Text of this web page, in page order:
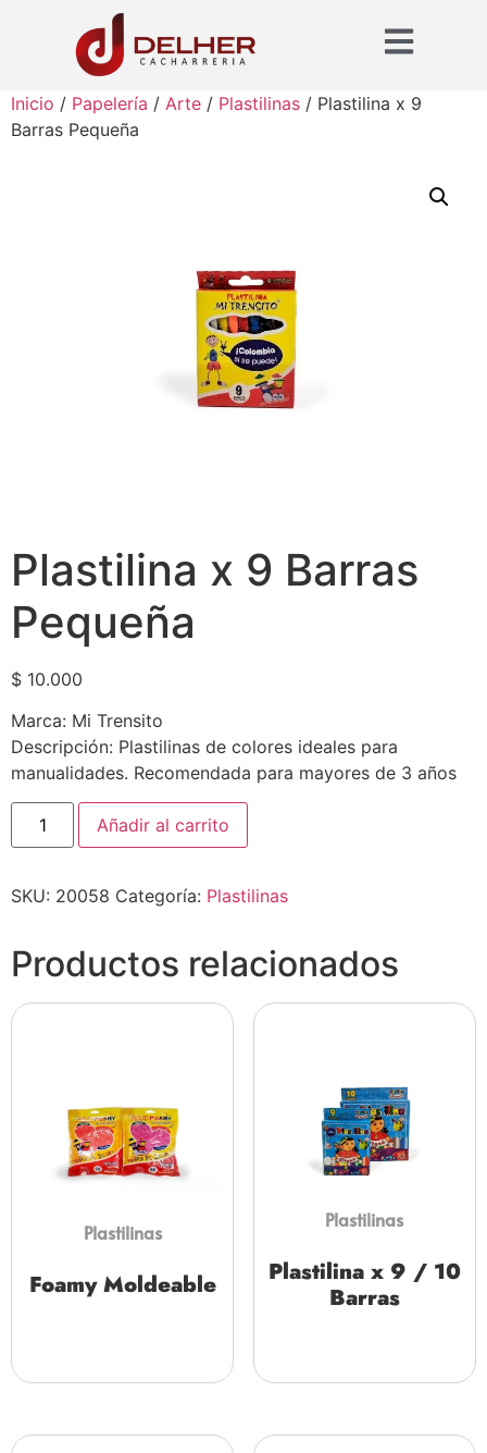
Inicio / Papelería / Arte / Plastilinas / Plastilina x 9
Barras Pequeña
Plastilina x 9 Barras
Pequeña
$ 10.000
Marca: Mi Trensito
Descripción: Plastilinas de colores ideales para
manualidades. Recomendada para mayores de 3 años
Añadir al carrito
SKU: 20058 Categoría: Plastilinas
Productos relacionados
Plastilinas
Foamy Moldeable
Plastilinas
Plastilina x 9 / 10
Barras